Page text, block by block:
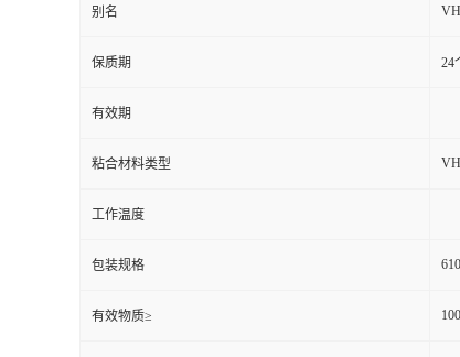
别名
保质期 24
有效期
粘合材料类型
工作温度
包装规格 610
有效物质≥ 100